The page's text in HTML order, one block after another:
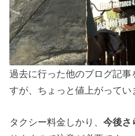
過去に行った他のブログ記
すが、ちょっと値上がってい
タクシー料金しかり、今後さ